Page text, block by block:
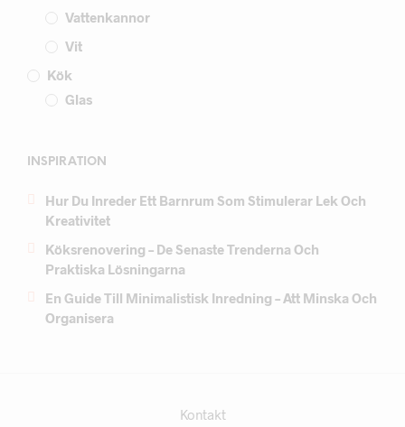
Vattenkannor
Vit
Kök
Glas
INSPIRATION
Hur Du Inreder Ett Barnrum Som Stimulerar Lek Och
Kreativitet
Köksrenovering – De Senaste Trenderna Och
Praktiska Lösningarna
En Guide Till Minimalistisk Inredning – Att Minska Och
Organisera
Kontakt